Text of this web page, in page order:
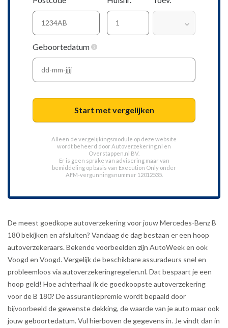
Geboortedatum
Start met vergelijken
Alleen de vergelijkingsmodule op deze website
wordt beheerd door Autoverzekering.nl en
Overstappen.nl BV.
Er is geen sprake van advisering maar van
bemiddeling op basis van Execution Only onder
AFM-vergunningsnummer 12012535.
De meest goedkope autoverzekering voor jouw Mercedes-Benz B
180 bekijken en afsluiten? Vandaag de dag bestaan er een hoop
autoverzekeraars. Bekende voorbeelden zijn AutoWeek en ook
Voogd en Voogd. Vergelijk de beschikbare assuradeurs snel en
probleemloos via autoverzekeringregelen.nl. Dat bespaart je een
hoop geld! Hoe achterhaal ik de goedkoopste autoverzekering
voor de B 180? De assurantiepremie wordt bepaald door
bijvoorbeeld de gewenste dekking, de waarde van je auto maar ook
jouw geboortedatum. Vul hierboven de gegevens in. Je vindt dan in